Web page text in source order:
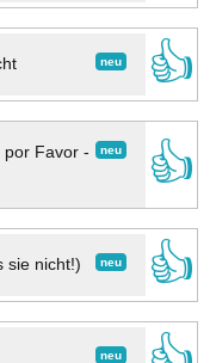
neu
👍
neu
por Favor -
👍
neu
sie nicht!)
👍
neu